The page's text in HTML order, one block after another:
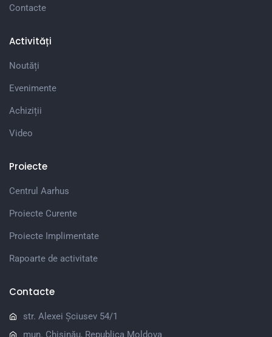
Contacte
Activități
Noutăți
Evenimente
Achiziții
Video
Proiecte
Centrul Aarhus
Proiecte Curente
Proiecte Implimentate
Rapoarte de activitate
Contacte
str. Alexei Șciusev 54/1
mun. Chișinău, Republica Moldova